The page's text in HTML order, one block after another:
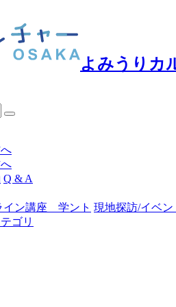
よみうりカ
Q & A
イン講座 学ント 現地探訪/イベン
ゴリ